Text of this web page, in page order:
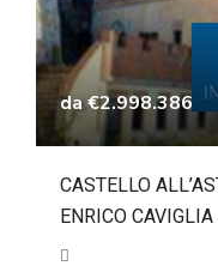
da€2.998.386
CASTELLO
ENRICO